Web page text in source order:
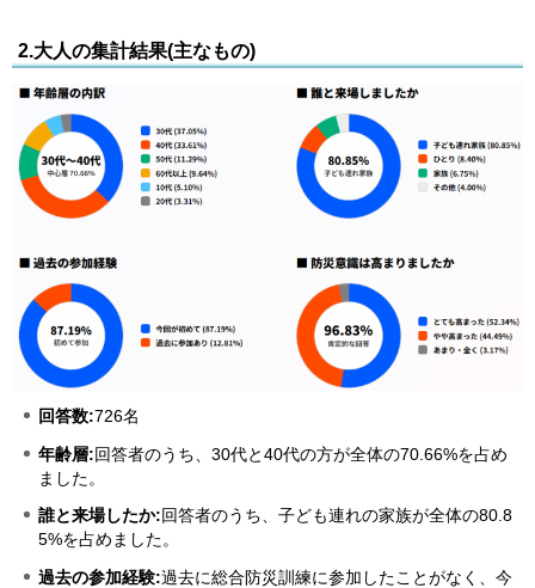
2.大人の集計結果(主なもの)
回答数:726名
年齢層:回答者のうち、30代と40代の方が全体の70.66%を占め
ました。
誰と来場したか:回答者のうち、子ども連れの家族が全体の80.8
5%を占めました。
過去の参加経験:過去に総合防災訓練に参加したことがなく、今